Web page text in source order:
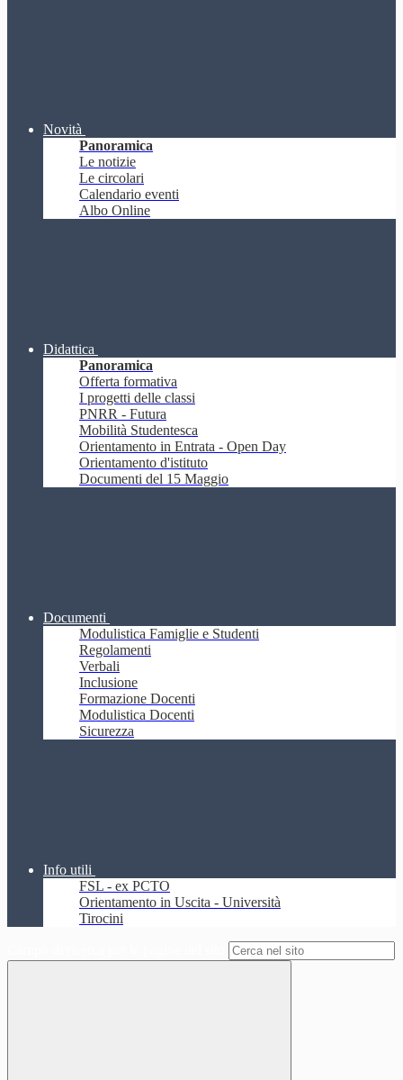
Novità
Panoramica
Le notizie
Le circolari
Calendario eventi
Albo Online
Didattica
Panoramica
Offerta formativa
I progetti delle classi
PNRR - Futura
Mobilità Studentesca
Orientamento in Entrata - Open Day
Orientamento d'istituto
Documenti del 15 Maggio
Documenti
Modulistica Famiglie e Studenti
Regolamenti
Verbali
Inclusione
Formazione Docenti
Modulistica Docenti
Sicurezza
Info utili
FSL - ex PCTO
Orientamento in Uscita - Università
Tirocini